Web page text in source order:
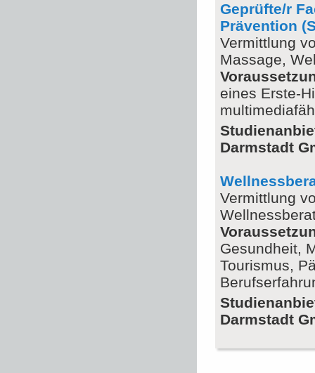
Geprüfte/r
Prävention
Vermittlung
Massage,
eines Erste-
Darmstadt
Vermittlung
Gesundheit,
Tourismus,
Darmstadt